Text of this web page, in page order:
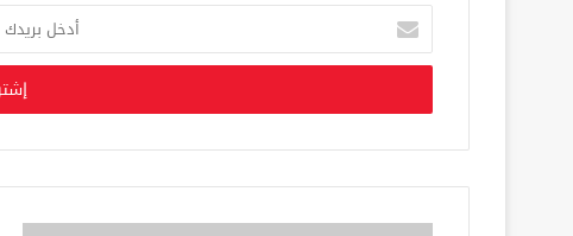
خ
ب
ر
د
ك